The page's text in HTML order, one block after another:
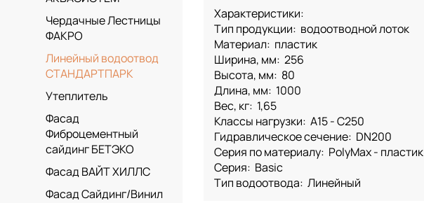
Чердачные Лестницы
ФАКРО
Линейный водоотвод
СТАНДАРТПАРК
Утеплитель
Фасад
Фиброцементный
сайдинг БЕТЭКО
Фасад ВАЙТ ХИЛЛС
Фасад Сайдинг/Винил
Характеристики:
Тип продукции: водоотводной лоток
Материал: пластик
Ширина, мм: 256
Высота, мм: 80
Длина, мм: 1000
Вес, кг: 1,65
Класcы нагрузки: A15 - C250
Гидравлическое сечение: DN200
Серия по материалу: PolyMax - пластик
Серия: Basic
Тип водоотвода: Линейный